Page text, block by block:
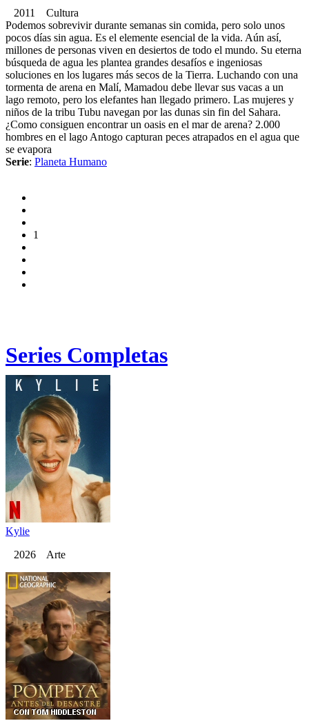
2011 Cultura
Podemos sobrevivir durante semanas sin comida, pero solo unos
pocos días sin agua. Es el elemente esencial de la vida. Aún así,
millones de personas viven en desiertos de todo el mundo. Su eterna
búsqueda de agua les plantea grandes desafíos e ingeniosas
soluciones en los lugares más secos de la Tierra. Luchando con una
tormenta de arena en Malí, Mamadou debe llevar sus vacas a un
lago remoto, pero los elefantes han llegado primero. Las mujeres y
niños de la tribu Tubu navegan por las dunas sin fin del Sahara.
¿Como consiguen encontrar un oasis en el mar de arena? 2.000
hombres en el lago Antogo capturan peces atrapados en el agua que
se evapora
Serie: Planeta Humano
1
Series Completas
Kylie
2026 Arte